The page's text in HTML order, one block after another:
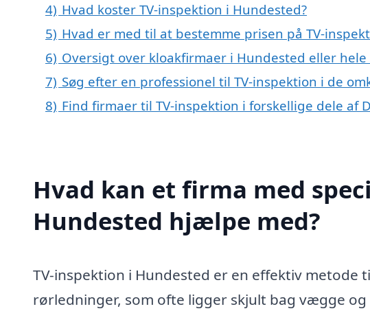
4) Hvad koster TV-inspektion i Hundested?
5) Hvad er med til at bestemme prisen på TV-
6) Oversigt over kloakfirmaer i Hundested eller
7) Søg efter en professionel til TV-inspektion i de
8) Find firmaer til TV-inspektion i forskellige dele af
Hvad kan et firma med
Hundested hjælpe med?
TV-inspektion i Hundested er en effektiv
rørledninger, som ofte ligger skjult bag vægge